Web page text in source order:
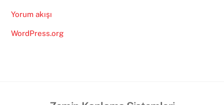
Yorum akışı
WordPress.org